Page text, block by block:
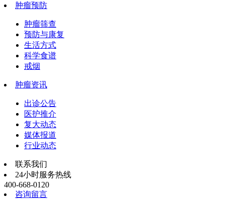
肿瘤预防
肿瘤筛查
预防与康复
生活方式
科学食谱
戒烟
肿瘤资讯
出诊公告
医护推介
复大动态
媒体报道
行业动态
联系我们
24小时服务热线
400-668-0120
咨询留言